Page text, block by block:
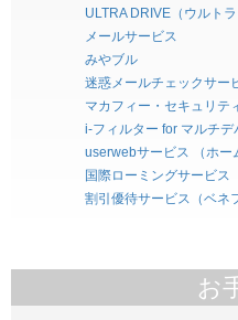
ULTRA DRIVE（ウルトラ
メールサービス
みやブル
迷惑メールチェックサー
マカフィー・セキュリテ
i-フィルター for マルチデ
userwebサービス （ホー
国際ローミングサービス
割引優待サービス（ベネ
お